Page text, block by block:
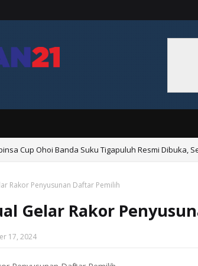
Maluku Tenggara Tekankan Sinergi Panitia
Rakor Penyusunan Daftar Pemilih
Gelar Rakor
17, 2024